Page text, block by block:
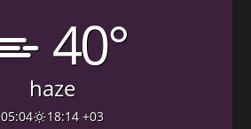
40°
haze
05:04 18:14 +03